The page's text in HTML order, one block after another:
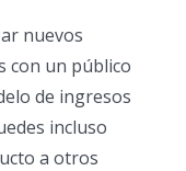
nuevos
con un público
de ingresos
incluso
a otros